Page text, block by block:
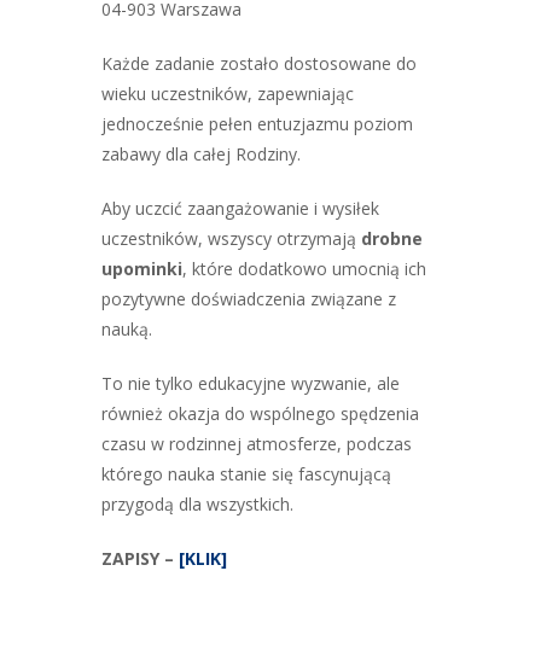
04-903 Warszawa
Każde zadanie zostało dostosowane do
wieku uczestników, zapewniając
jednocześnie pełen entuzjazmu poziom
zabawy dla całej Rodziny.
Aby uczcić zaangażowanie i wysiłek
uczestników, wszyscy otrzymają drobne
upominki, które dodatkowo umocnią ich
pozytywne doświadczenia związane z
nauką.
To nie tylko edukacyjne wyzwanie, ale
również okazja do wspólnego spędzenia
czasu w rodzinnej atmosferze, podczas
którego nauka stanie się fascynującą
przygodą dla wszystkich.
ZAPISY – [KLIK]